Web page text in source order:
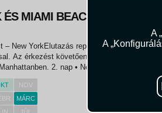
A
A
MIAMI BEACH
Az érkezést követően transzfer a
New YorkFélnapos autóbuszos
Manhattanben: Greenwich Village, az
NOV
MÁRC